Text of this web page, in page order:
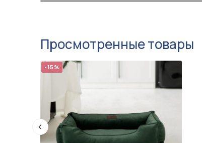
Просмотренные товары
-15%